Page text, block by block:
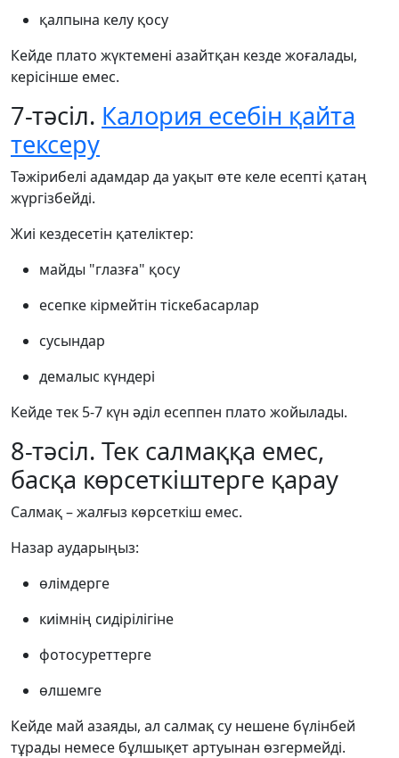
қалпына келу қосу
Кейде плато жүктемені азайтқан кезде жоғалады,
керісінше емес.
7-тәсіл. Калория есебін қайта
тексеру
Тәжірибелі адамдар да уақыт өте келе есепті қатаң
жүргізбейді.
Жиі кездесетін қателіктер:
майды "глазға" қосу
есепке кірмейтін тіскебасарлар
сусындар
демалыс күндері
Кейде тек 5-7 күн әділ есеппен плато жойылады.
8-тәсіл. Тек салмаққа емес,
басқа көрсеткіштерге қарау
Салмақ – жалғыз көрсеткіш емес.
Назар аударыңыз:
өлімдерге
киімнің сидірілігіне
фотосуреттерге
өлшемге
Кейде май азаяды, ал салмақ су нешене бүлінбей
тұрады немесе бұлшықет артуынан өзгермейді.